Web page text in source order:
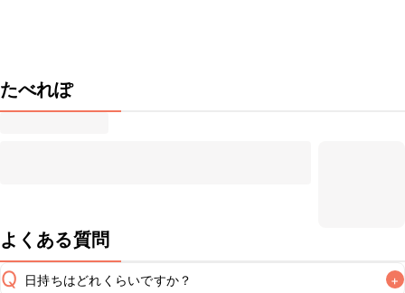
たべれぽ
よくある質問
Q 日持ちはどれくらいですか？ +